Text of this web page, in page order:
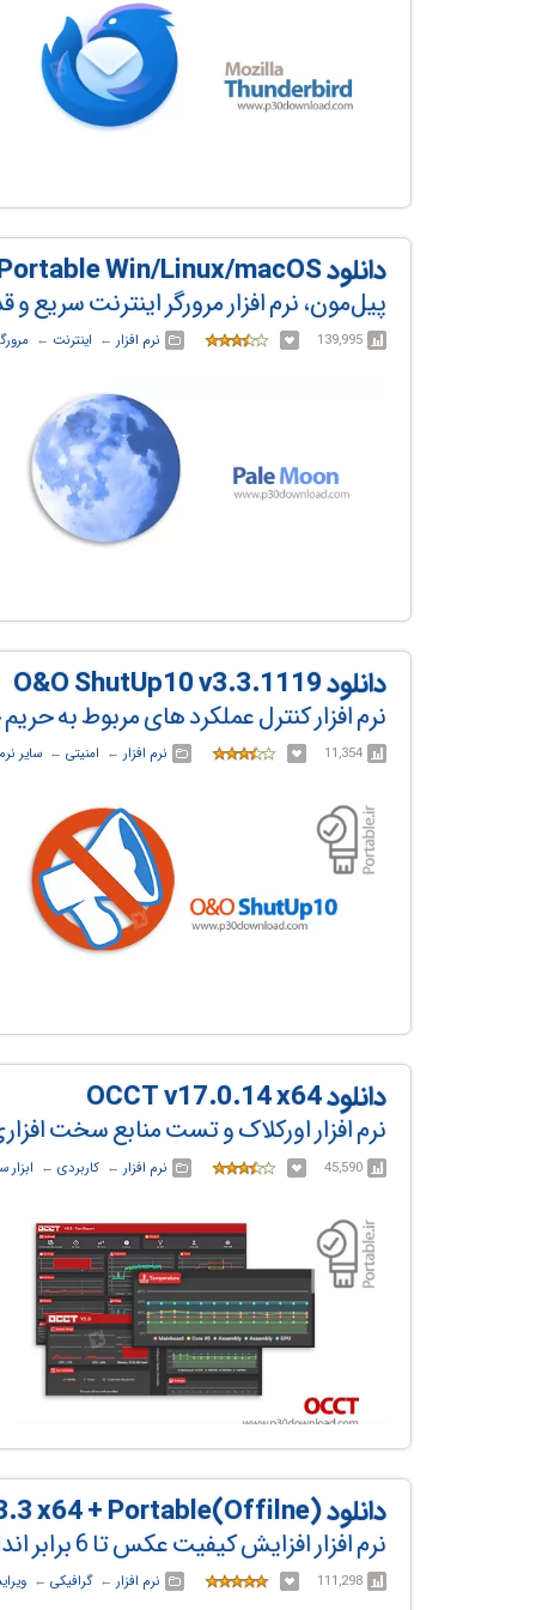
دانلود Pale Moon v34.3.2 x86/x64 + Portable Win/Linux/macOS
پیل‌مون، نرم افزار مرورگر اینترنت سریع و
139,995 نرم افزار ← ‏ اینترنت ← ‏
دانلود O&O ShutUp10 v3.3.1119
نرم افزار کنترل عملکرد های مربوط به
11,354 نرم افزار ← ‏ امنیتی ← ‏ سایر
دانلود OCCT v17.0.14 x64
نرم افزار اورکلاک و تست منابع سخت
45,590 نرم افزار ← ‏ کاربردی ← ‏
دانلود Topaz Gigapixel v1.3.3 x64 + Portable(Offilne)
نرم افزار افزایش کیفیت عکس تا 6 برابر اندازه واقعی و با حفظ کیفیت اولیه با هوش مصنوعی
111,298 نرم افزار ← ‏گرافیکی ← ‏